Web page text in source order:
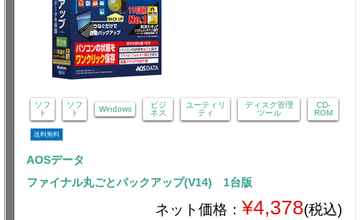
ソフ
ト
ソフ
ト
Windows
ビジ
ネス
ユーティリ
ティ
ディスク管理
ツール
CD-
ROM
送料無料
AOSデータ
ファイナル丸ごとバックアップ(V14) 1台版
ネット価格： ¥4,378(税込)